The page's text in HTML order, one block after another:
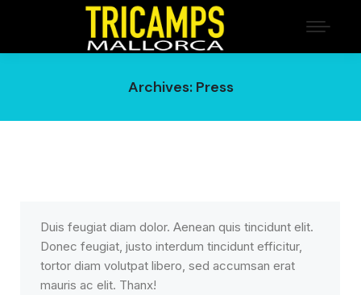
Archives: Press
Duis feugiat diam dolor. Aenean quis tincidunt elit.
Donec feugiat, justo interdum tincidunt efficitur,
tortor diam volutpat libero, sed accumsan erat
mauris ac elit. Thanx!